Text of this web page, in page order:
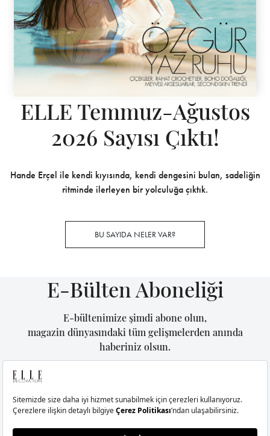
ELLE Temmuz-Ağustos
2026 Sayısı Çıktı!
Hande Erçel ile kendi kıyısında, kendi dengesini bulan, sadeliğin
ritminde ilerleyen bir yolculuğa çıktık.
BU SAYIDA NELER VAR?
E-Bülten Aboneliği
E-bültenimize şimdi abone olun,
magazin dünyasındaki tüm gelişmelerden anında
haberiniz olsun.